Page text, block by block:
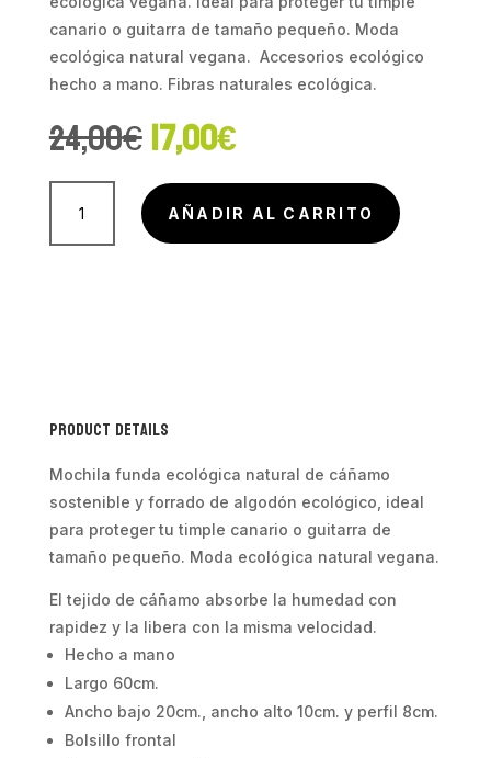
canario o guitarra de tamaño pequeño. Moda
ecológica natural vegana. Accesorios ecológico
hecho a mano. Fibras naturales ecológica.
24,00€El
precio
original
era:
24,00€.
17,00€Elprecio
actual
es:
17,00€.
Mochila
Funda
Timple
Canario
AÑADIR AL CARRITO
Product Details
Mochila funda ecológica natural de cáñamo
sostenible y forrado de algodón ecológico, ideal
para proteger tu timple canario o guitarra de
tamaño pequeño. Moda ecológica natural vegana.
El tejido de cáñamo absorbe la humedad con
rapidez y la libera con la misma velocidad.
Hecho a mano
Largo 60cm.
Ancho bajo 20cm., ancho alto 10cm. y perfil 8cm.
Bolsillo frontal